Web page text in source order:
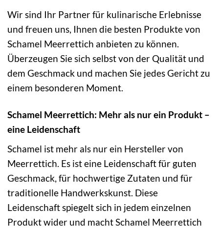
Wir sind Ihr Partner für kulinarische Erlebnisse
und freuen uns, Ihnen die besten Produkte von
Schamel Meerrettich anbieten zu können.
Überzeugen Sie sich selbst von der Qualität und
dem Geschmack und machen Sie jedes Gericht zu
einem besonderen Moment.
Schamel Meerrettich: Mehr als nur ein Produkt –
eine Leidenschaft
Schamel ist mehr als nur ein Hersteller von
Meerrettich. Es ist eine Leidenschaft für guten
Geschmack, für hochwertige Zutaten und für
traditionelle Handwerkskunst. Diese
Leidenschaft spiegelt sich in jedem einzelnen
Produkt wider und macht Schamel Meerrettich